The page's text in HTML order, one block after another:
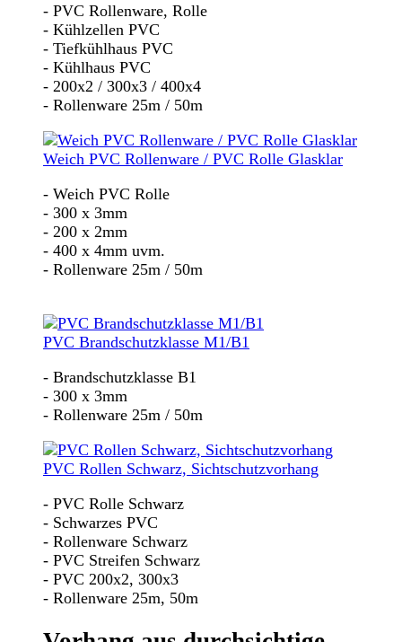
- PVC Rollenware, Rolle
- Kühlzellen PVC
- Tiefkühlhaus PVC
- Kühlhaus PVC
- 200x2 / 300x3 / 400x4
- Rollenware 25m / 50m
Weich PVC Rollenware / PVC Rolle Glasklar
- Weich PVC Rolle
- 300 x 3mm
- 200 x 2mm
- 400 x 4mm uvm.
- Rollenware 25m / 50m
PVC Brandschutzklasse M1/B1
- Brandschutzklasse B1
- 300 x 3mm
- Rollenware 25m / 50m
PVC Rollen Schwarz, Sichtschutzvorhang
- PVC Rolle Schwarz
- Schwarzes PVC
- Rollenware Schwarz
- PVC Streifen Schwarz
- PVC 200x2, 300x3
- Rollenware 25m, 50m